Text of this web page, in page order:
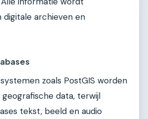
digitale archieven en
zoals PostGIS worden
data, terwijl
tekst, beeld en audio